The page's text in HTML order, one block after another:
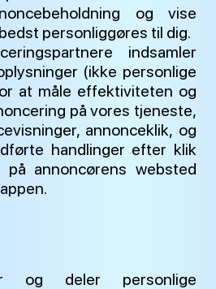
og vise
personliggøres til dig.
indsamler
(ikke personlige
at måle effektiviteten og
på vores tjeneste,
annonceklik, og
handlinger efter klik
annoncørens websted
og deler personlige